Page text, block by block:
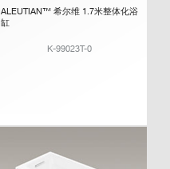
ALEUTIAN™ 希尔维 1.7米整体化浴
缸
K-99023T-0